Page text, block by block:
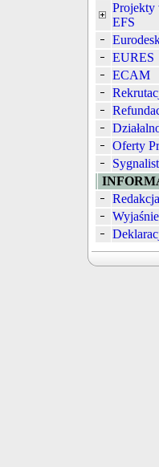
Projekty
EFS
EURES
ECAM
Oferty